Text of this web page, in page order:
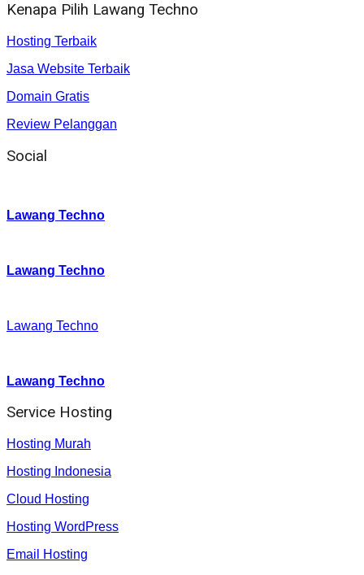
Kenapa Pilih Lawang Techno
Hosting Terbaik
Jasa Website Terbaik
Domain Gratis
Review Pelanggan
Social
Lawang Techno
Lawang Techno
Lawang Techno
Lawang Techno
Service Hosting
Hosting Murah
Hosting Indonesia
Cloud Hosting
Hosting WordPress
Email Hosting